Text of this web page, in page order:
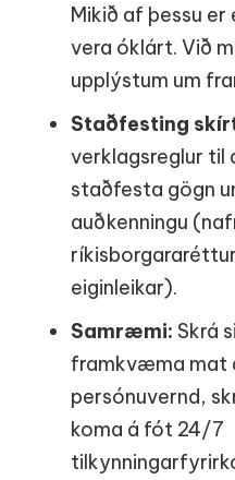
Mikið af þessu er
vera óklárt. Við
upplýstum um
Staðfesting
verklagsreglur til
staðfesta gögn
auðkenningu
eiginleikar).
Samræmi: Skrá
framkvæma mat
persónuvernd,
koma á fót 24/7